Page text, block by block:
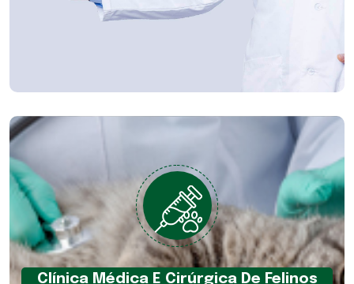
Clínica Médica E Cirúrgica De Felinos